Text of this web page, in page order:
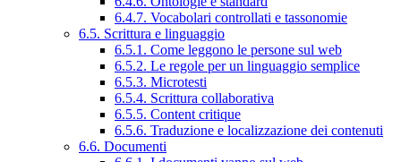
6.4.7. Vocabolari controllati e tassonomie
6.5. Scrittura e linguaggio
6.5.1. Come leggono le persone sul web
6.5.2. Le regole per un linguaggio semplice
6.5.3. Microtesti
6.5.4. Scrittura collaborativa
6.5.5. Content critique
6.5.6. Traduzione e localizzazione dei contenuti
6.6. Documenti